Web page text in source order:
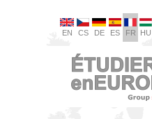
EN CS DE ES FR HU